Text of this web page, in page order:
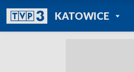
KATOWICEPOWRÓT DO
TVP REGIONY